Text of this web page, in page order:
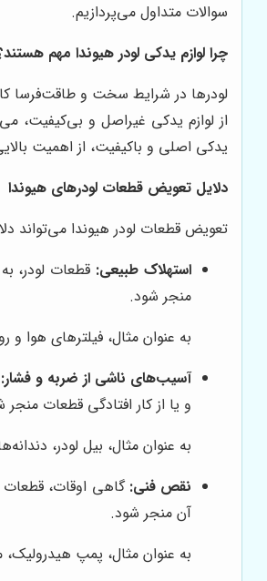
سوالات متداول می‌پردازیم.
چرا لوازم یدکی لودر هیوندا مهم
لودرها در شرایط سخت و طاقت‌فرسا
از لوازم یدکی غیراصل و بی‌کیفیت،
یدکی اصلی و باکیفیت، از اهمیت
دلایل تعویض قطعات لودرهای هیوندا
تعویض قطعات لودر هیوندا می‌تواند
استهلاک طبیعی: قطعات لودر،
منجر شود.
به عنوان مثال، فیلترهای هوا
آسیب‌های ناشی از ضربه و فشار:
و یا از کار افتادگی قطعات منجر
به عنوان مثال، بیل لودر،
نقص فنی: گاهی اوقات،
آن منجر شود.
به عنوان مثال، پمپ